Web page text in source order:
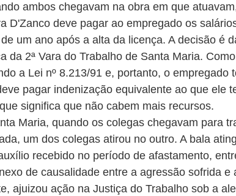
ambos chegavam na obra em que
D'Zanco deve pagar ao empregado os
um ano após a alta da licença. A decisão é
da 2ª Vara do Trabalho de Santa Maria.
a Lei nº 8.213/91 e, portanto, o empregado
pagar indenização equivalente ao que ele
significa que não cabem mais recursos.
Maria, quando os colegas chegavam para
um dos colegas atirou no outro. A bala
recebido no período de afastamento,
de causalidade entre a agressão sofrida e
ajuizou ação na Justiça do Trabalho sob a